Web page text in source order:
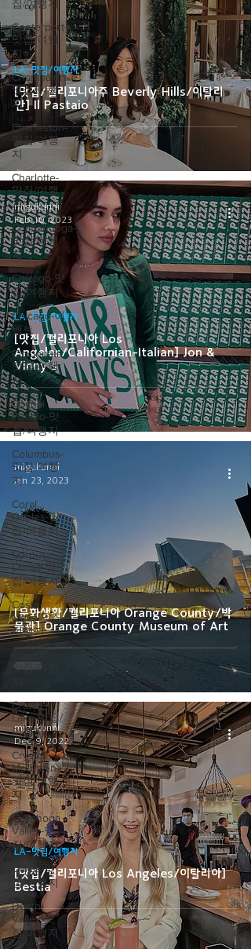
집/여행지
Centerport-
맛집/여행
지
Champaign-
맛집/여행
지
Charleston-
맛집/여행
지
Charlotte-
맛집/여행
지
Chattanooga-
맛집/여행
지
Chicago-맛
집/여행지
Chicago-이
벤트
Cincinnati-
맛집/여행
지
Cochiti
Pueblo-맛
집/여행지
Columbus-
맛집/여행
지
Coral
Gables-맛
집/여행지
Corpus
Christi-맛
집/여행지
Costa
Mesa-맛집/
여행지
맛집/여행
Crater
Lake-맛집/
여행지
Crystal
Mountain-
맛집/여행
지
Cuyahoga
Valley-맛
집/여행지
Dallas-맛
집/여행지
Death
Valley-맛
집/여행지
[맛집/캘리포니아주 Beverly Hills/이탈리
안] Il Pastaio
LA-맛집/여행지
[맛집/캘리포니아 Los
Angeles/Californian-Italian] Jon &
Vinny's
LA-맛집/여행지
migukunni
Feb 10, 2023
[문화생활/캘리포니아 Orange County/박
물관] Orange County Museum of Art
migukunni
Jan 23, 2023
[맛집/캘리포니아 Los Angeles/이탈리아]
Bestia
LA-맛집/여행지
migukunni
Dec 9, 2022